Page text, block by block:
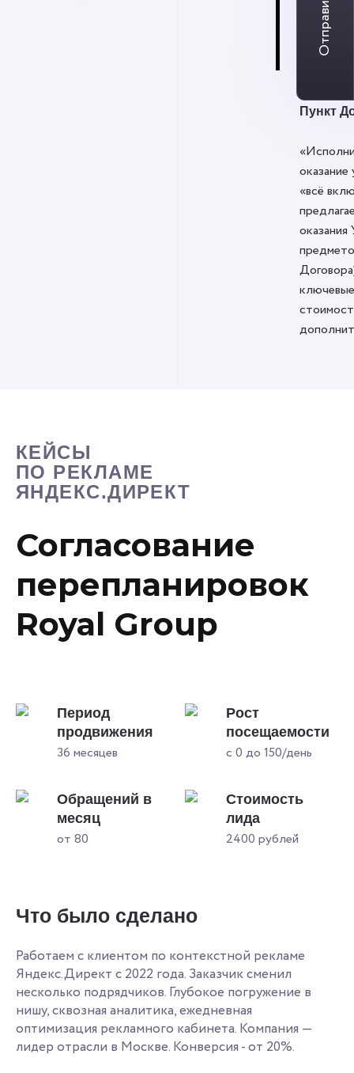
Пункт
оказание
«всё
оказания
КЕЙСЫ
ПО РЕКЛАМЕ
ЯНДЕКС.ДИРЕКТ
Согласование
перепланировок
Royal Group
Период
продвижения
36 месяцев
Рост
посещаемости
с 0 до 150/день
Обращений в
месяц
от 80
Стоимость
лида
2400 рублей
Что было сделано
Работаем с клиентом по контекстной рекламе
Яндекс.Директ с 2022 года. Заказчик сменил
несколько подрядчиков. Глубокое погружение в
нишу, сквозная аналитика, ежедневная
оптимизация рекламного кабинета. Компания —
лидер отрасли в Москве. Конверсия - от 20%.